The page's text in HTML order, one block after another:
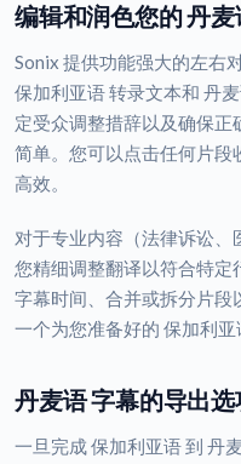
编辑和润色您的 丹麦
Sonix 提供功能强大的左右
保加利亚语 转录文本和 丹
定受众调整措辞以及确保正
简单。您可以点击任何片段
高效。
对于专业内容（法律诉讼
您精细调整翻译以符合特
字幕时间、合并或拆分片段
一个为您准备好的 保加利亚
丹麦语 字幕的导出选
一旦完成 保加利亚语 到 丹